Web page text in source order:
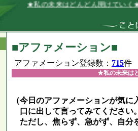
★私の未来はどんどん開けていく★
■アファメーション■
アファメーション登録数： 715件
★私の未来は
（今日のアファメーションが気
口に出して言ってみてください
ただし、焦らず、急がず、自分